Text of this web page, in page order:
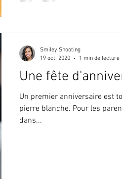
Une fête
Un premier anniversaire est
pierre blanche. Pour les
dans...
Smiley Shooting
19 oct. 2020
1 min de lecture